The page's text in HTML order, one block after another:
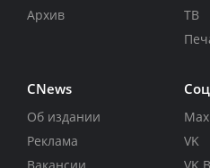
Архив
ТВ
CNews
Об издании
Реклама
Max
VK